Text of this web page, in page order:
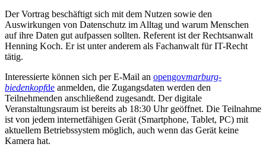
Der Vortrag beschäftigt sich mit dem Nutzen sowie den
Auswirkungen von Datenschutz im Alltag und warum Menschen
auf ihre Daten gut aufpassen sollten. Referent ist der Rechtsanwalt
Henning Koch. Er ist unter anderem als Fachanwalt für IT-Recht
tätig.
Interessierte können sich per E-Mail an opengovmarburg-
biedenkopfde anmelden, die Zugangsdaten werden den
Teilnehmenden anschließend zugesandt. Der digitale
Veranstaltungsraum ist bereits ab 18:30 Uhr geöffnet. Die Teilnahme
ist von jedem internetfähigen Gerät (Smartphone, Tablet, PC) mit
aktuellem Betriebssystem möglich, auch wenn das Gerät keine
Kamera hat.